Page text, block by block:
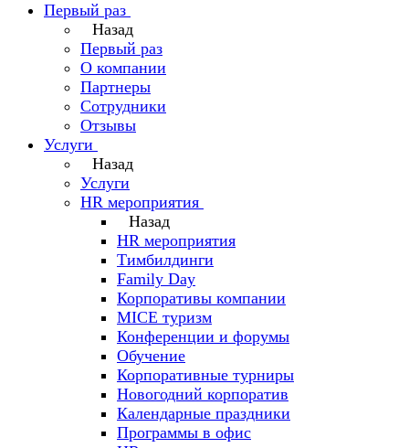
Первый раз
Назад
Первый раз
О компании
Партнеры
Сотрудники
Отзывы
Услуги
Назад
Услуги
HR мероприятия
Назад
HR мероприятия
Тимбилдинги
Family Day
Корпоративы компании
MICE туризм
Конференции и форумы
Обучение
Корпоративные турниры
Новогодний корпоратив
Календарные праздники
Программы в офис